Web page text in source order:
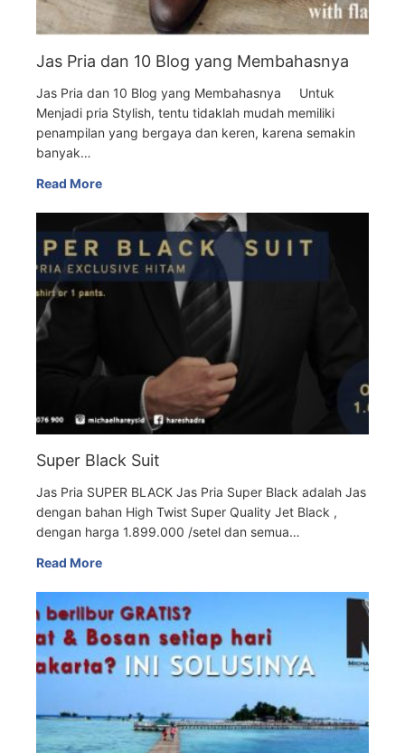
Jas Pria dan 10 Blog yang Membahasnya
Jas Pria dan 10 Blog yang Membahasnya Untuk
Menjadi pria Stylish, tentu tidaklah mudah memiliki
penampilan yang bergaya dan keren, karena semakin
banyak…
Read More
Super Black Suit
Jas Pria SUPER BLACK Jas Pria Super Black adalah Jas
dengan bahan High Twist Super Quality Jet Black ,
dengan harga 1.899.000 /setel dan semua…
Read More